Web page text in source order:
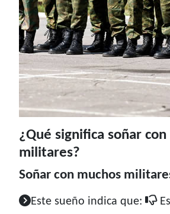
¿Qué significa soñar
militares?
Soñar con muchos
Este sueño indica que: